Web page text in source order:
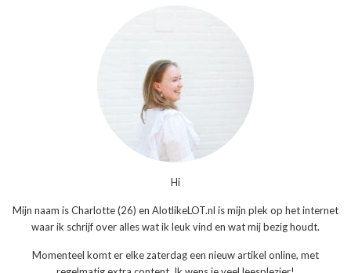
Hi
Mijn naam is Charlotte (26) en AlotlikeLOT.nl is mijn plek op het internet
waar ik schrijf over alles wat ik leuk vind en wat mij bezig houdt.
Momenteel komt er elke zaterdag een nieuw artikel online, met